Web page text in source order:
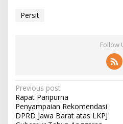
Persit
Follow
P
o
s
Previous post
Rapat Paripurna
Penyampaian Rekomendasi
DPRD Jawa Barat atas LKPJ